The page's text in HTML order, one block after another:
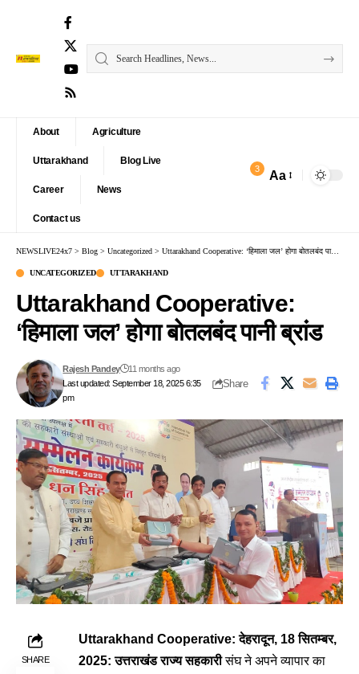
About Agriculture
Uttarakhand Blog Live
Career News
Contact us
3 Aa
NEWSLIVE24x7 > Blog > Uncategorized > Uttarakhand Cooperative: ‘हिमाला जल’ होगा बोतलबंद पानी ब्रांड
UNCATEGORIZED UTTARAKHAND
Uttarakhand Cooperative:
‘हिमाला जल’ होगा बोतलबंद पानी ब्रांड
Last updated: September 18, 2025 6:35
pm
Rajesh Pandey 11 months ago
Share
SHARE
Uttarakhand Cooperative: देहरादून, 18 सितम्बर,
2025:उत्तराखंड राज्य सहकारीसंघ ने अपने व्यापार का